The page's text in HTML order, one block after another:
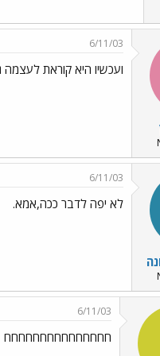
6/11/03
ועכשיו היא קוראת לעצמה
6/11/03
לא יפה לדבר ככה,אמא.
6/11/03
חחחחחחחחחחחחחחח